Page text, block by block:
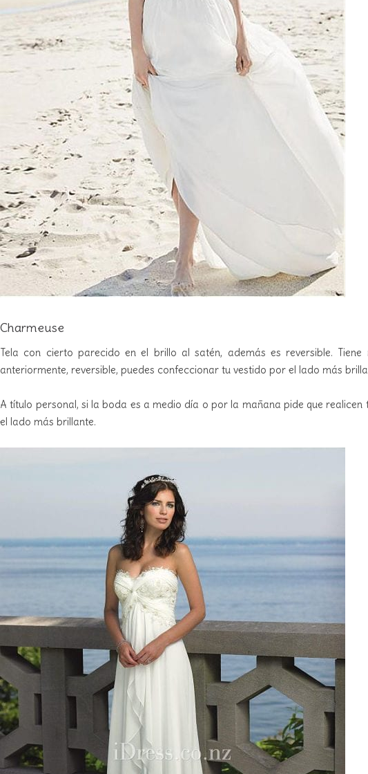
Charmeuse
Tela con cierto parecido en el brillo al satén, además es reversible.
anteriormente, reversible, puedes confeccionar tu vestido por el lado más
A título personal, si la boda es a medio día o por la mañana pide que
el lado más brillante.